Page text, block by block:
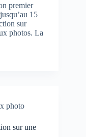
premier
15
sur
photos. La
photo
sur une